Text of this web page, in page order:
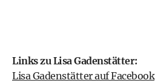
Links zu Lisa Gadenstätter:
Lisa Gadenstätter auf Facebook